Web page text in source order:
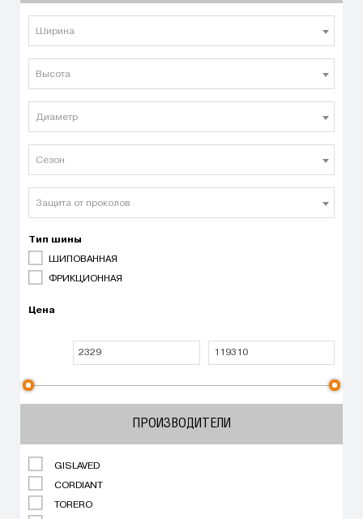
Ширина
Высота
Диаметр
Сезон
Защита от проколов
Тип шины
ШИПОВАННАЯ
ФРИКЦИОННАЯ
Цена
ПРОИЗВОДИТЕЛИ
GISLAVED
CORDIANT
TORERO